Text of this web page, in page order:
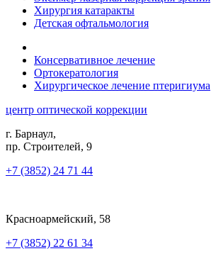
Хирургия катаракты
Детская офтальмология
Консервативное лечение
Ортокератология
Хирургическое лечение птеригиума
центр оптической коррекции
г. Барнаул,
пр. Строителей, 9
+7 (3852) 24 71 44
Красноармейский, 58
+7 (3852) 22 61 34